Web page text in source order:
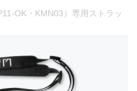
OK・KMN03）専用ストラッ